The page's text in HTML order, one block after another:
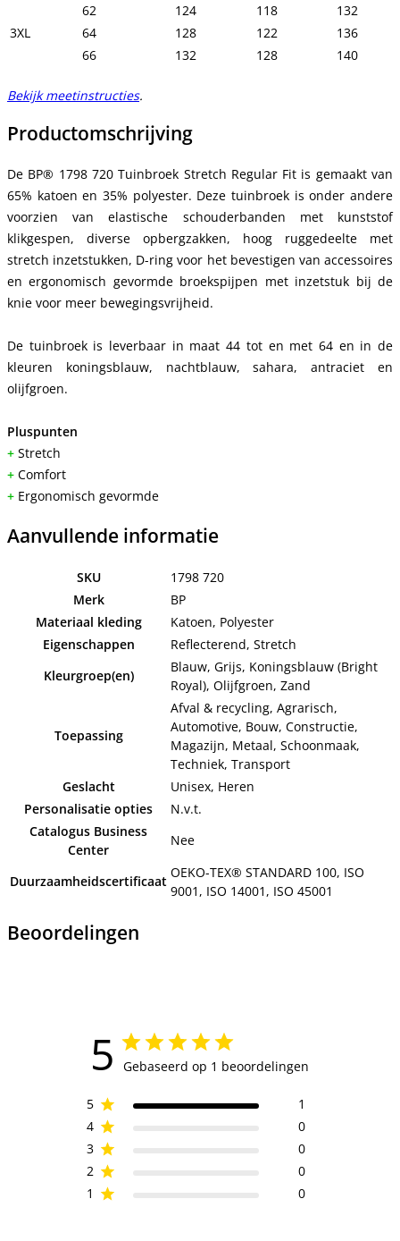
62
124 118
132
3XL
64 128 122
136
66
132 128 140
Bekijk meetinstructies.
Productomschrijving
De BP® 1798 720 Tuinbroek Stretch Regular Fit is gemaakt van
65% katoen en 35% polyester. Deze tuinbroek is onder andere
voorzien van elastische schouderbanden met kunststof
klikgespen, diverse opbergzakken, hoog ruggedeelte met
stretch inzetstukken, D-ring voor het bevestigen van accessoires
en ergonomisch gevormde broekspijpen met inzetstuk bij de
knie voor meer bewegingsvrijheid.
De tuinbroek is leverbaar in maat 44 tot en met 64 en in de
kleuren koningsblauw, nachtblauw, sahara, antraciet en
olijfgroen.
Pluspunten
+ Stretch
+ Comfort
+ Ergonomisch gevormde
Aanvullende informatie
SKU
1798 720
Merk
BP
Materiaal kleding
Katoen, Polyester
Eigenschappen
Reflecterend, Stretch
Kleurgroep(en)
Blauw, Grijs, Koningsblauw (Bright
Royal), Olijfgroen, Zand
Toepassing
Afval & recycling, Agrarisch,
Automotive, Bouw, Constructie,
Magazijn, Metaal, Schoonmaak,
Techniek, Transport
Geslacht
Unisex, Heren
Personalisatie opties
N.v.t.
Catalogus Business
Center
Nee
Duurzaamheidscertificaat
OEKO-TEX® STANDARD 100, ISO
9001, ISO 14001, ISO 45001
Beoordelingen
5 Gebaseerd op 1 beoordelingen
5
1
4
0
3
0
2
0
1
0